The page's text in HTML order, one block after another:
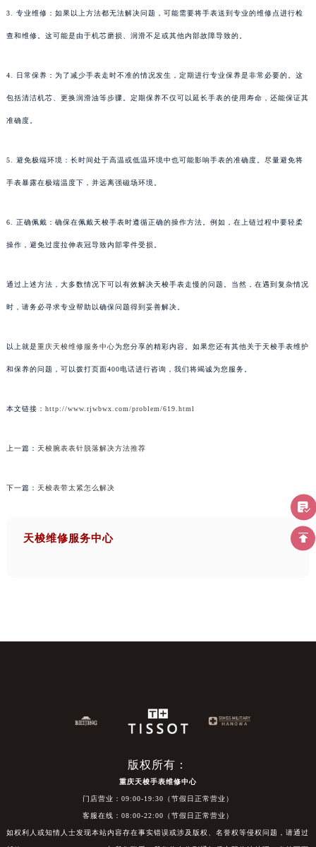
3. 专业维修：如果以上方法都无法解决问题，可能需要将手表送到专业的维修点进行检
查和维修。这可能是由于机芯磨损、润滑不足或其他内部故障导致的。
4. 日常保养：为了减少手表走时不准的情况发生，定期进行专业保养是非常必要的。这
包括清洁机芯、更换润滑油等步骤。定期保养不仅可以延长手表的使用寿命，还能保证其
准确度。
5. 避免极端环境：长时间处于高温或低温环境中也可能影响手表的准确度。尽量避免将
手表暴露在极端温度下，并远离强磁场环境。
6. 正确佩戴：确保在佩戴天梭手表时遵循正确的操作方法。例如，在上链过程中要轻柔
操作，避免过度拉伸表冠导致内部零件受损。
通过上述方法，大多数情况下可以有效解决天梭手表走慢的问题。当然，在遇到复杂情况
时，请务必寻求专业帮助以确保问题得到妥善解决。
以上就是重庆天梭维修服务中心为您分享的精彩内容。如果您还有其他关于天梭手表维护
和保养的问题，可以拨打页面400电话进行咨询，我们将竭诚为您服务。
本文链接： http://www.rjwbwx.com/problem/619.html
上一篇： 天梭腕表表针脱落解决方法推荐
下一篇： 天梭表带太紧怎么解决
天梭维修服务中心
版权所有：
重庆天梭手表维修中心
门店营业：09:00-19:30（节假日正常营业）
客服在线：08:00-22:00（节假日正常营业）
如权利人或知情人士发现本站内容存在事实错误或涉及版权、名誉权等侵权问题，请通过